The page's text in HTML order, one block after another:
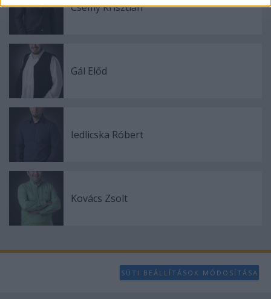
related to security, including authentication
Csémy Krisztián
Gál Előd
Iedlicska Róbert
Kovács Zsolt
SÜTI BEÁLLÍTÁSOK MÓDOSÍTÁSA